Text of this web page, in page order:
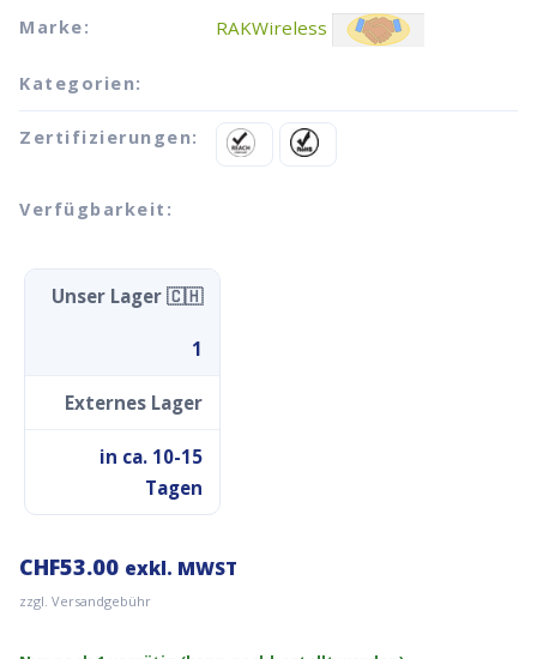
Marke: RAKWireless
Kategorien:
Zertifizierungen:
Verfügbarkeit:
Unser Lager 🇨🇭
1
Externes Lager
in ca. 10-15
Tagen
CHF53.00 exkl. MWST
zzgl. Versandgebühr